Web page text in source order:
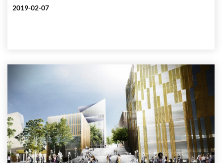
2019-02-07